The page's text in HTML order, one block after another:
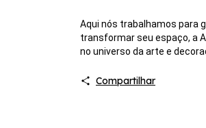
Aqui nós trabalhamos para
transformar seu espaço, a
no universo da arte e
Compartilhar